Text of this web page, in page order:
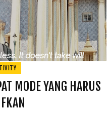
MODE YANG HARUS